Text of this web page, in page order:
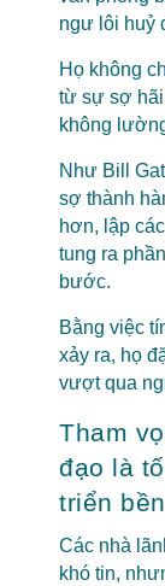
ngư lôi huỷ
Họ không
từ sự sợ
không
Như Bill
sợ thành
hơn, lập
tung ra
bước.
Bằng việc
xảy ra, họ
vượt qua
Tham
đạo là
triển
Các nhà
khó tin,